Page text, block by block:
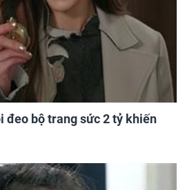
đeo bộ trang sức 2 tỷ khiến